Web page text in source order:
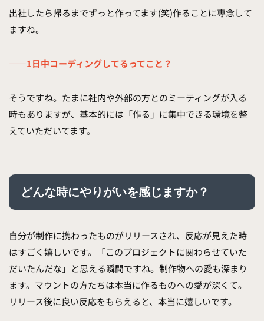
出社したら帰るまでずっと作ってます(笑)作ることに専念して
ますね。
——1日中コーディングしてるってこと？
そうですね。たまに社内や外部の方とのミーティングが入る
時もありますが、基本的には「作る」に集中できる環境を整
えていただいてます。
どんな時にやりがいを感じますか？
自分が制作に携わったものがリリースされ、反応が見えた時
はすごく嬉しいです。「このプロジェクトに関わらせていた
だいたんだな」と思える瞬間ですね。制作物への愛も深まり
ます。マウントの方たちは本当に作るものへの愛が深くて。
リリース後に良い反応をもらえると、本当に嬉しいです。